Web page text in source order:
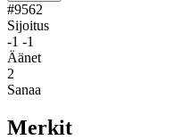
#9562
Sijoitus
-1 -1
Äänet
2
Sanaa
Merkit